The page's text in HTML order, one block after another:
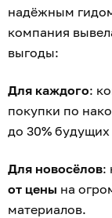
надёжным
компания
выгоды:
Для каждого:
покупки по
до 30% будущих
Для новосёлов:
от цены на
материалов.